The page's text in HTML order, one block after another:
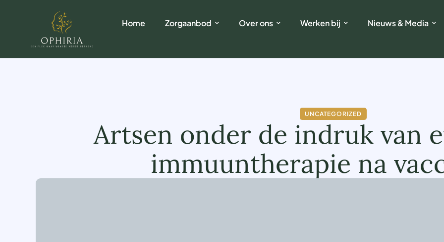
Home Zorgaanbod Over ons Werken bij Nieuws & Media
UNCATEGORIZED
Artsen onder de indruk van
immuuntherapie na